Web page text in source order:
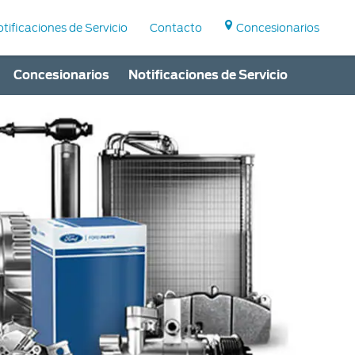
de Servicio Contacto Concesionarios
Concesionarios Notificaciones de Servicio